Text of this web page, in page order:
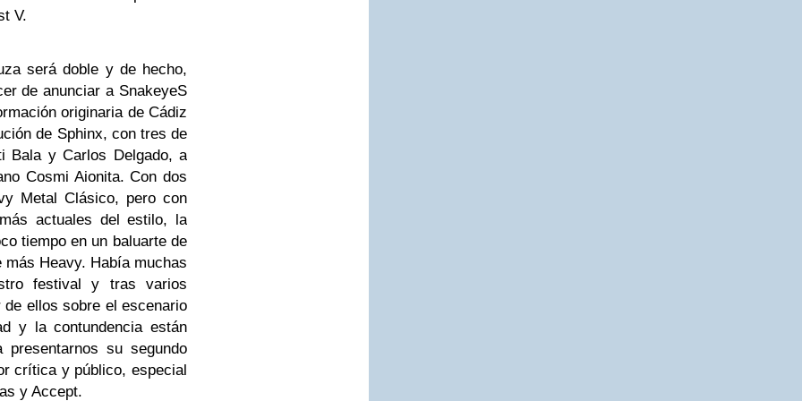
V.
será doble y de hecho,
de anunciar a SnakeyeS
originaria de Cádiz
de Sphinx, con tres de
Bala y Carlos Delgado, a
Cosmi Aionita. Con dos
Metal Clásico, pero con
actuales del estilo, la
tiempo en un baluarte de
Heavy. Había muchas
festival y tras varios
ellos sobre el escenario
y la contundencia están
su segundo
crítica y público, especial
y Accept.